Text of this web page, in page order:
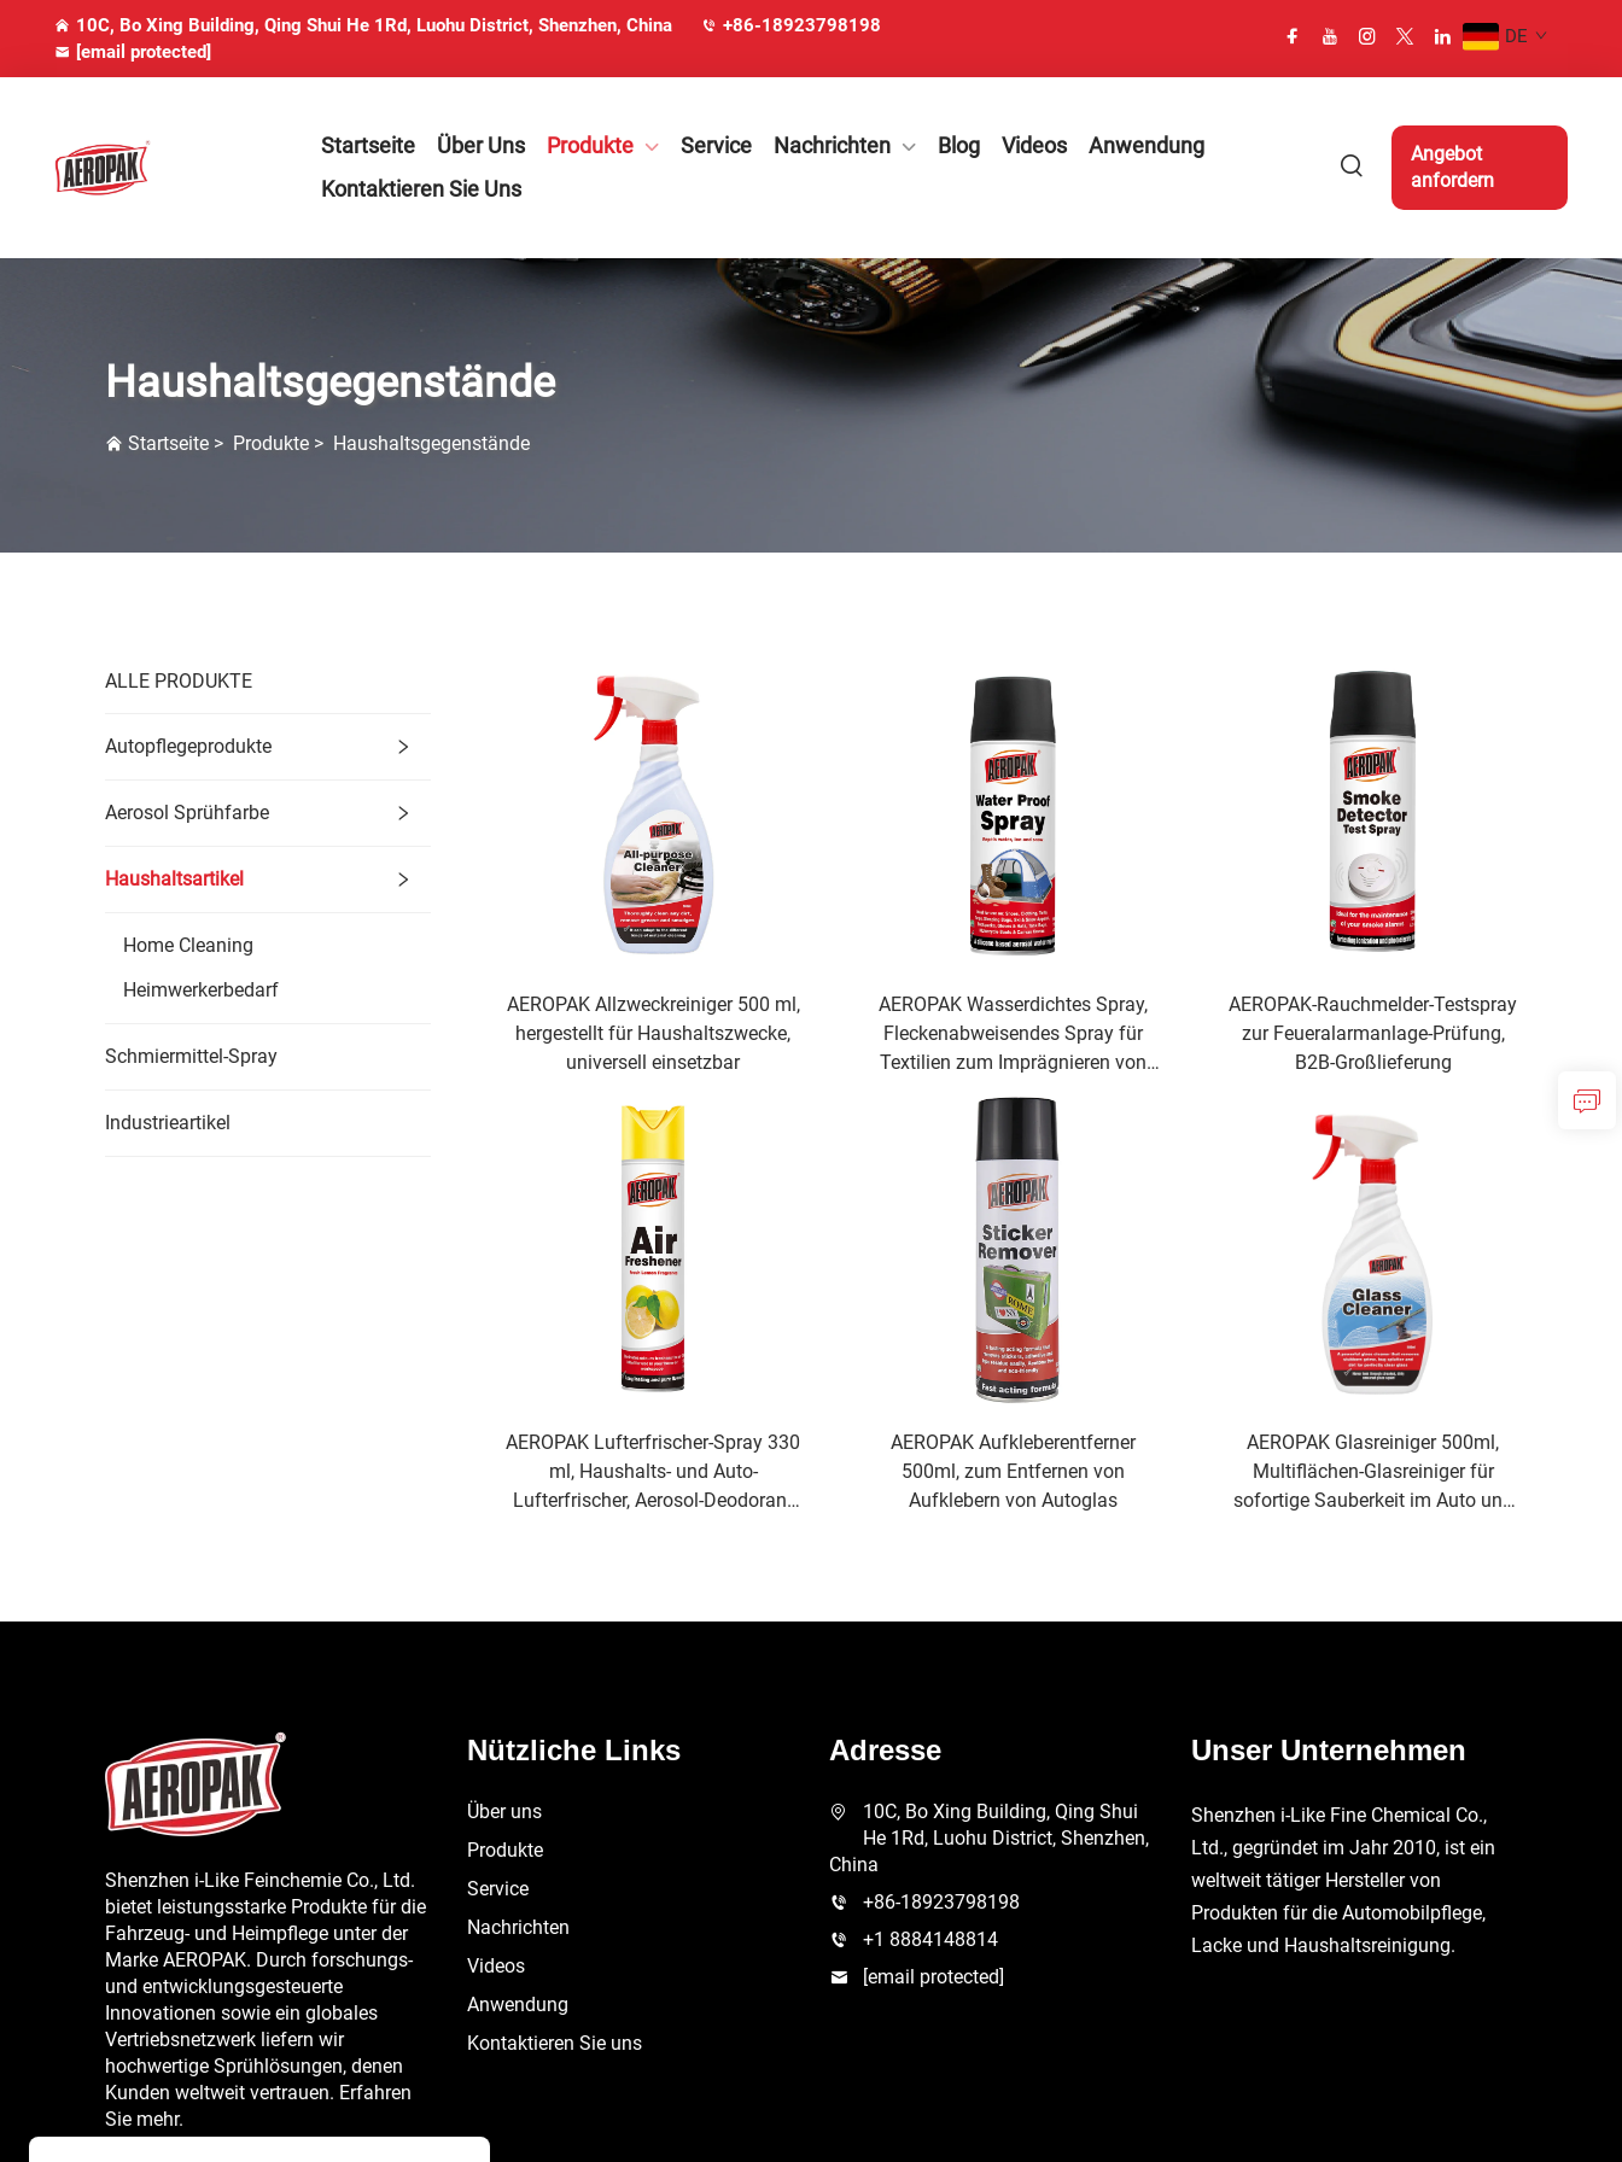
10C, Bo Xing Building, Qing Shui He 1Rd, Luohu District, Shenzhen, China
+86-18923798198
[email protected]
DE
Startseite Über Uns Produkte Service Nachrichten Blog Videos
Anwendung
Kontaktieren Sie Uns
Angebot
anfordern
Haushaltsgegenstände
Startseite > Produkte > Haushaltsgegenstände
ALLE PRODUKTE
Autopflegeprodukte
Aerosol Sprühfarbe
Haushaltsartikel
Home Cleaning
Heimwerkerbedarf
Schmiermittel-Spray
Industrieartikel
AEROPAK Allzweckreiniger 500 ml,
hergestellt für Haushaltszwecke,
universell einsetzbar
AEROPAK Wasserdichtes Spray,
Fleckenabweisendes Spray für
Textilien zum Imprägnieren von
Schuhen und Kleidung
AEROPAK-Rauchmelder-Testspray
zur Feueralarmanlage-Prüfung,
B2B-Großlieferung
AEROPAK Lufterfrischer-Spray 330
ml, Haushalts- und Auto-
Lufterfrischer, Aerosol-Deodorant
AEROPAK Aufkleberentferner
500ml, zum Entfernen von
Aufklebern von Autoglas
AEROPAK Glasreiniger 500ml,
Multiflächen-Glasreiniger für
sofortige Sauberkeit im Auto und
Shenzhen i-Like Feinchemie Co., Ltd.
bietet leistungsstarke Produkte für die
Fahrzeug- und Heimpflege unter der
Marke AEROPAK. Durch forschungs-
und entwicklungsgesteuerte
Innovationen sowie ein globales
Vertriebsnetzwerk liefern wir
hochwertige Sprühlösungen, denen
Kunden weltweit vertrauen. Erfahren
Sie mehr.
Nützliche Links
Über uns
Produkte
Service
Nachrichten
Videos
Anwendung
Kontaktieren Sie uns
Adresse
10C, Bo Xing Building, Qing Shui
He 1Rd, Luohu District, Shenzhen,
China
+86-18923798198
+1 8884148814
[email protected]
Unser Unternehmen
Shenzhen i-Like Fine Chemical Co.,
Ltd., gegründet im Jahr 2010, ist ein
weltweit tätiger Hersteller von
Produkten für die Automobilpflege,
Lacke und Haushaltsreinigung.